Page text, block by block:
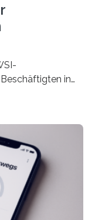
in
mit 72 Prozent
geworden. Für
im Juni oder
Faktor, um
leisten zu
noch nicht
der